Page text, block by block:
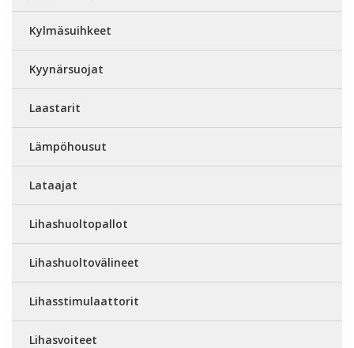
Kylmäsuihkeet
Kyynärsuojat
Laastarit
Lämpöhousut
Lataajat
Lihashuoltopallot
Lihashuoltovälineet
Lihasstimulaattorit
Lihasvoiteet